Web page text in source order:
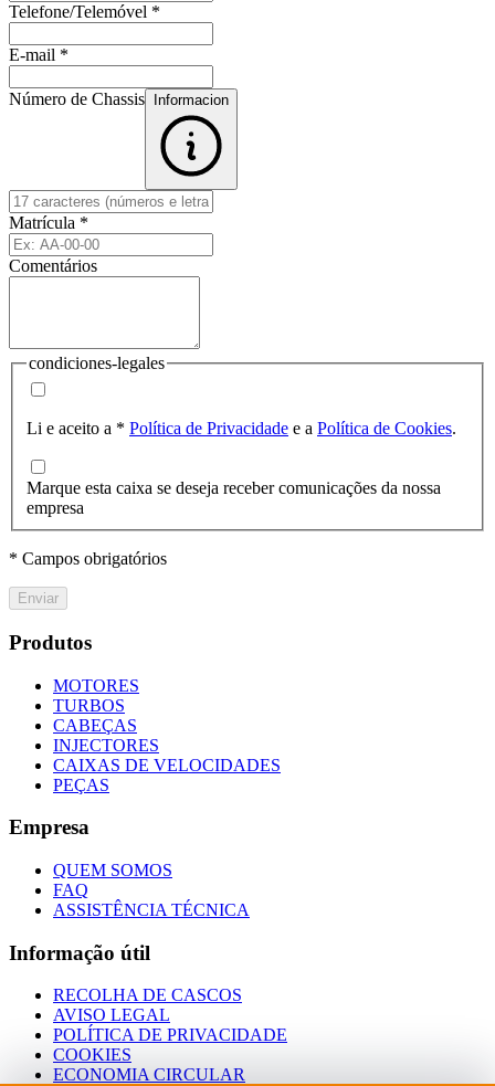
Telefone/Telemóvel *
E-mail *
Número de Chassis Informacion
Matrícula *
Comentários
condiciones-legales
Li e aceito a * Política de Privacidade e a Política de Cookies.
Marque esta caixa se deseja receber comunicações da nossa
empresa
* Campos obrigatórios
Enviar
Produtos
MOTORES
TURBOS
CABEÇAS
INJECTORES
CAIXAS DE VELOCIDADES
PEÇAS
Empresa
QUEM SOMOS
FAQ
ASSISTÊNCIA TÉCNICA
Informação útil
RECOLHA DE CASCOS
AVISO LEGAL
POLÍTICA DE PRIVACIDADE
COOKIES
ECONOMIA CIRCULAR